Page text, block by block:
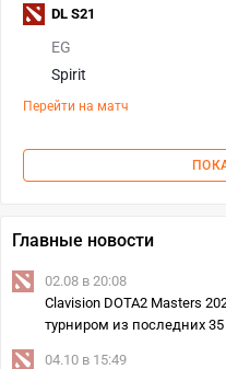
EG
Spirit
Перейти на матч
DL S21
Главные новости
02.08 в 20:08
Clavision DOTA2 Masters
турниром из последних
04.10 в 15:49